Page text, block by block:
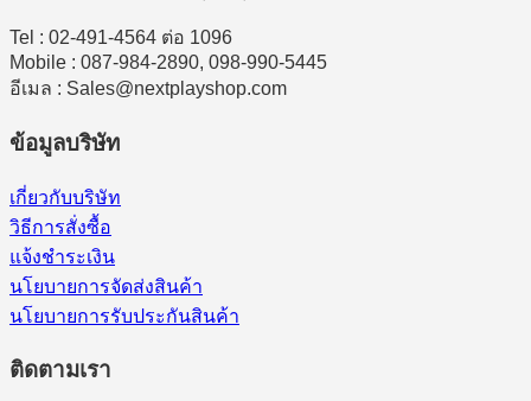
Tel : 02-491-4564 ต่อ 1096
Mobile : 087-984-2890, 098-990-5445
อีเมล : Sales@nextplayshop.com
ข้อมูลบริษัท
เกี่ยวกับบริษัท
วิธีการสั่งซื้อ
แจ้งชำระเงิน
นโยบายการจัดส่งสินค้า
นโยบายการรับประกันสินค้า
ติดตามเรา